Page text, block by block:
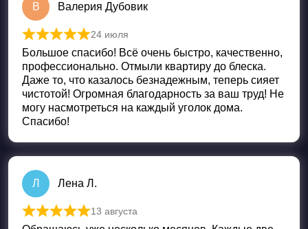
В Валерия Дубовик
Оценка
24 июля
Большое спасибо! Всё очень быстро, качественно,
профессионально. Отмыли квартиру до блеска.
Даже то, что казалось безнадежным, теперь сияет
чистотой! Огромная благодарность за ваш труд! Не
могу насмотреться на каждый уголок дома.
Спасибо!
Л Лена Л.
Оценка из 5
13 августа